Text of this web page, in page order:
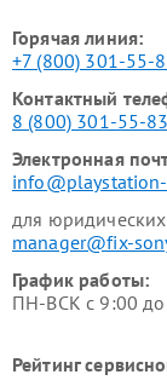
Горячая линия:
+7 (800) 301-55-
Контактный
8 (800) 301-55-83
Электронная
для
manager@fix-
График работы:
ПН-ВСК с 9:00
Рейтинг